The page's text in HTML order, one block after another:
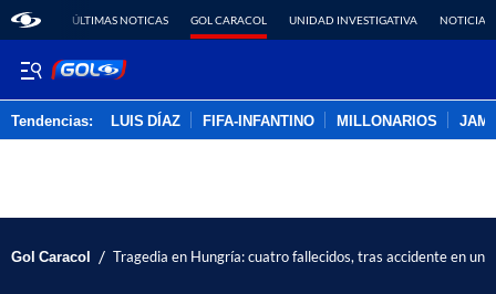
ÚLTIMAS NOTICAS GOL CARACOL UNIDAD INVESTIGATIVA NOTICIAS
Tendencias: LUIS DÍAZ FIFA-INFANTINO MILLONARIOS
Gol Caracol / Tragedia en Hungría: cuatro fallecidos, tras accidente en un